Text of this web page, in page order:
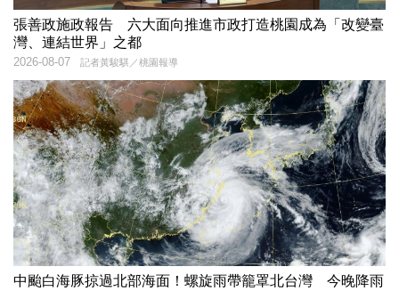
張善政施政報告 六大面向推進市政打造桃園成為「改變臺
灣、連結世界」之都
記者黃駿騏／桃園報導
2026-08-07
中颱白海豚掠過北部海面！螺旋雨帶籠罩北台灣 今晚降雨